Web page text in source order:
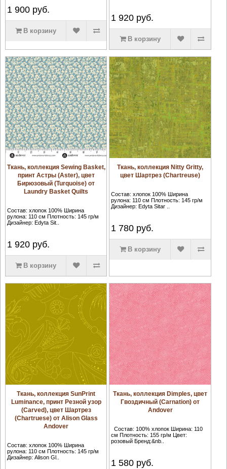
1 900руб.
В корзину
1 920 руб.
В корзину
Ткань, коллекция Sewing Basket,
принт Астры (Aster), цвет
Бирюзовый (Turquoise) от
Laundry Basket Quilts
Состав: хлопок 100% Ширина
рулона: 110 см Плотность: 145 гр/м
Дизайнер: Edyta Sit..
1 920руб.
В корзину
Ткань, коллекция Nitty Gritty,
цвет Шартрез (Chartreuse)
Состав: хлопок 100% Ширина
рулона: 110 см Плотность: 145 гр/м
Дизайнер: Edyta Sitar ..
1 780 руб.
В корзину
Ткань, коллекция SunPrint
Luminance, принт Резной узор
(Carved), цвет Шартрез
(Chartruese) от Alison Glass
Andover
Состав: хлопок 100% Ширина
рулона: 110 см Плотность: 145 гр/м
Дизайнер: Alison Gl..
Ткань, коллекция Dimples, цвет
Гвоздичный (Carnation) от
Andover
Состав: 100% хлопок Ширина: 110
см Плотность: 155 гр/м Цвет:
розовый Бренд:&nb..
1 580 руб.